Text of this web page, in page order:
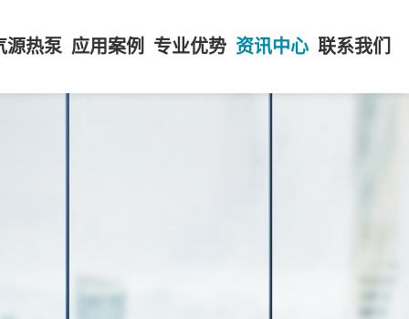
源热泵 应用案例 专业优势 资讯中心 联系我们